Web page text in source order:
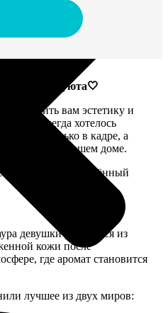
красоты и уюта🤍
дарить вам эстетику и
нам всегда хотелось
не только в кадре, а
но и в вашем доме.
— проект, посвящённый
девушки рождается из
кожи после
где аромат становится
лучшее из двух миров: